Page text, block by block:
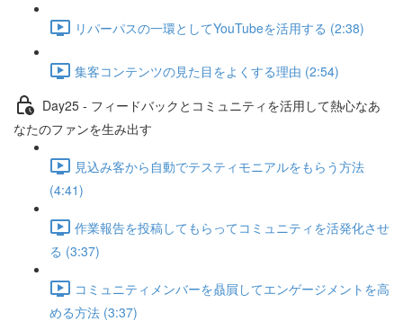
リパーパスの一環としてYouTubeを活用する (2:38)
集客コンテンツの見た目をよくする理由 (2:54)
Day25 - フィードバックとコミュニティを活用して熱心なあ
なたのファンを生み出す
見込み客から自動でテスティモニアルをもらう方法
(4:41)
作業報告を投稿してもらってコミュニティを活発化させ
る (3:37)
コミュニティメンバーを贔屓してエンゲージメントを高
める方法 (3:37)